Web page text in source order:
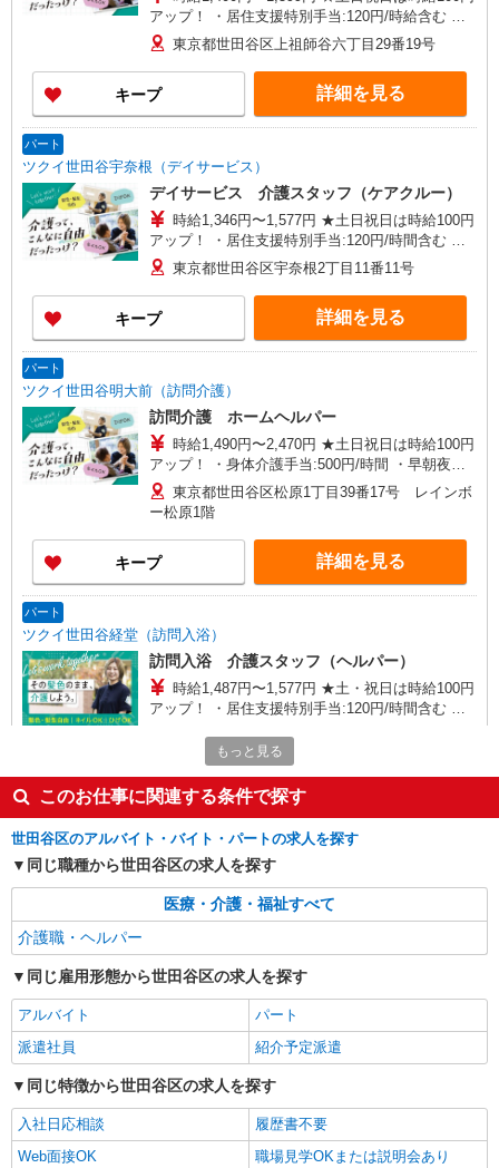
アップ！ ・居住支援特別手当:120円/時給含む ※
給与幅は資格・経験等による
東京都世田谷区上祖師谷六丁目29番19号
キープ 詳細を見る
パート
ツクイ世田谷宇奈根（デイサービス）
デイサービス 介護スタッフ（ケアクルー）
時給1,346円〜1,577円 ★土日祝日は時給100円
アップ！ ・居住支援特別手当:120円/時間含む ※
給与幅は資格・経験等による
東京都世田谷区宇奈根2丁目11番11号
キープ 詳細を見る
パート
ツクイ世田谷明大前（訪問介護）
訪問介護 ホームヘルパー
時給1,490円〜2,470円 ★土日祝日は時給100円
アップ！ ・身体介護手当:500円/時間 ・早朝夜間
深夜手当:300円/時間 （18:00〜翌07:59の時間
帯） ・ICT手当:2,000円/月 ・ケア→ケアの移動時
間も賃金（時給）を支給 ・特定事業所加算手
当:60円/時間 ・居住支援特別手当:120円/時間含む
※給与幅は資格・経験等による
東京都世田谷区松原1丁目39番17号 レインボ
ー松原1階
キープ 詳細を見る
パート
ツクイ世田谷経堂（訪問入浴）
訪問入浴 介護スタッフ（ヘルパー）
時給1,487円〜1,577円 ★土・祝日は時給100円
アップ！ ・居住支援特別手当:120円/時間含む ※
東京都世田谷区宮坂2-11-13
キープ
パート
ツクイ世田谷宇奈根グループホーム
グループホーム 介護スタッフ（ケアクルー）
＿夜勤専従
アップ！ ・夜勤手当:7,000円/回 ・居住支援特別
手当:120円/時間含む ※給与幅は資格・経験等によ
東京都世田谷区宇奈根2-15-18
キープ 詳細を見る
パート
ツクイ世田谷経堂（訪問入浴）
訪問入浴 介護スタッフ（オペレーター）
時給1,507円〜1,757円 ★土・祝日は時給100円
もっと見る
このお仕事に関連する条件で探す
世田谷区のアルバイト・バイト・パートの求人を探す
同じ職種から世田谷区の求人を探す
医療・介護・福祉すべて
介護職・ヘルパー
同じ雇用形態から世田谷区の求人を探す
アルバイト
パート
派遣社員
紹介予定派遣
同じ特徴から世田谷区の求人を探す
入社日応相談
履歴書不要
Web面接OK
職場見学OKまたは説明会あり